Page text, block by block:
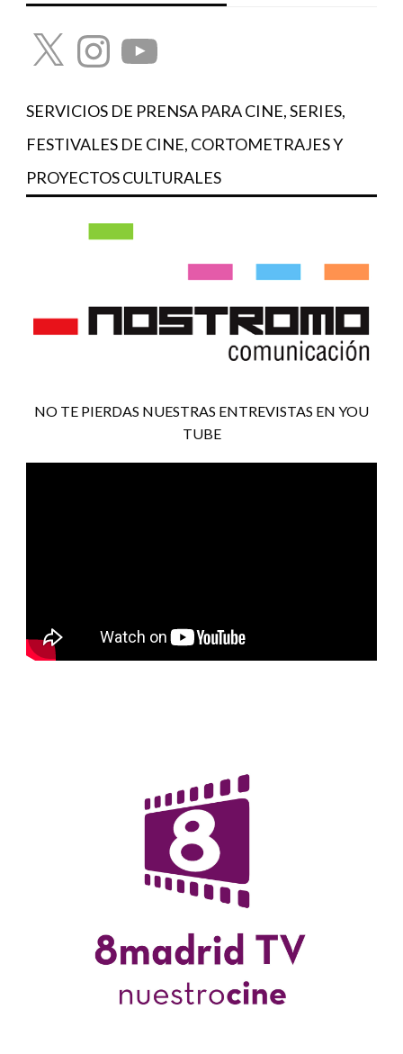
X InstagramYouTube
SERVICIOS DE PRENSA PARA CINE, SERIES,
FESTIVALES DE CINE, CORTOMETRAJES Y
PROYECTOS CULTURALES
NO TE PIERDAS NUESTRAS ENTREVISTAS EN YOU
TUBE